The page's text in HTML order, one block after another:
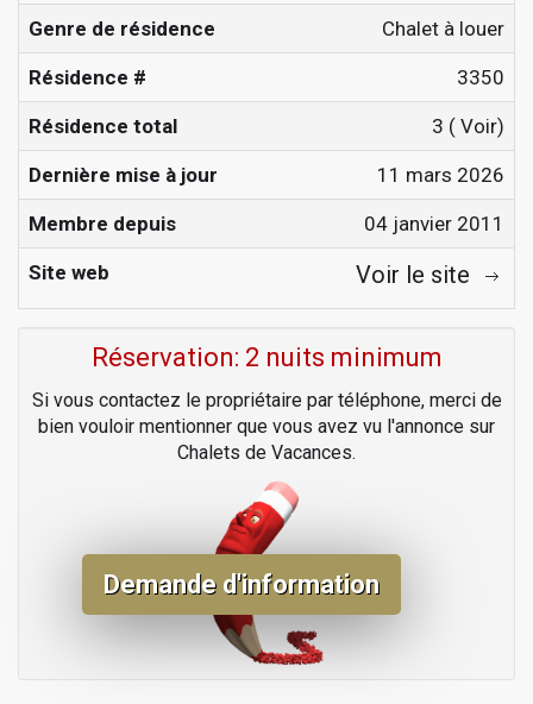
Genre de résidence Chalet à louer
Résidence # 3350
Résidence total 3 ( Voir)
Dernière mise à jour 11 mars 2026
Membre depuis 04 janvier 2011
Site web Voir le site
Réservation: 2 nuits minimum
Si vous contactez le propriétaire par téléphone, merci de
bien vouloir mentionner que vous avez vu l'annonce sur
Chalets de Vacances.
Demande d'information